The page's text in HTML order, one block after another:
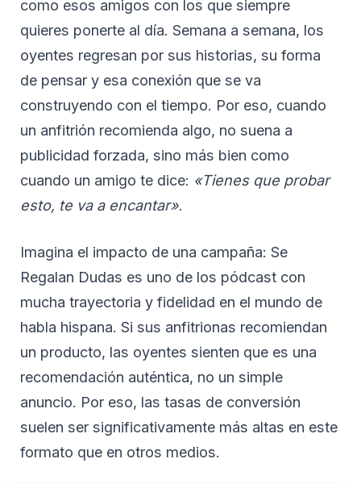
como esos amigos con los que siempre
quieres ponerte al día. Semana a semana, los
oyentes regresan por sus historias, su forma
de pensar y esa conexión que se va
construyendo con el tiempo. Por eso, cuando
un anfitrión recomienda algo, no suena a
publicidad forzada, sino más bien como
cuando un amigo te dice: «Tienes que probar
esto, te va a encantar».
Imagina el impacto de una campaña: Se
Regalan Dudas es uno de los pódcast con
mucha trayectoria y fidelidad en el mundo de
habla hispana. Si sus anfitrionas recomiendan
un producto, las oyentes sienten que es una
recomendación auténtica, no un simple
anuncio. Por eso, las tasas de conversión
suelen ser significativamente más altas en este
formato que en otros medios.